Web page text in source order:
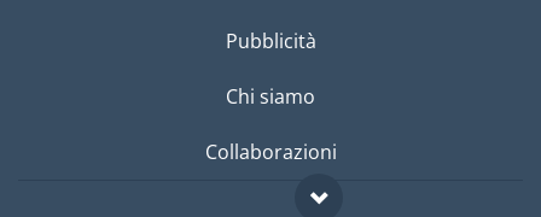
Pubblicità
Chi siamo
Collaborazioni